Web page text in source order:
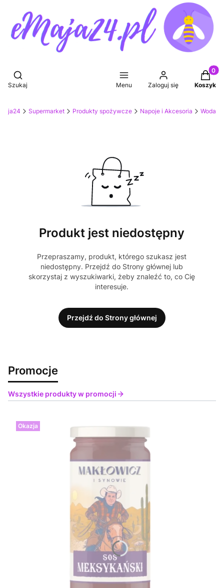
Otwórz wyszukiwarkę
Szukaj Menu Zaloguj się Koszyk
Supermarket Produkty spożywcze Napoje i Akcesoria Woda
Produkt jest niedostępny
Przepraszamy, produkt, którego szukasz jest
niedostępny. Przejdź do Strony głównej lub
skorzystaj z wyszukiwarki, żeby znaleźć to, co Cię
interesuje.
Przejdź do Strony głównej
Promocje
Wszystkie produkty w promocji
Okazja